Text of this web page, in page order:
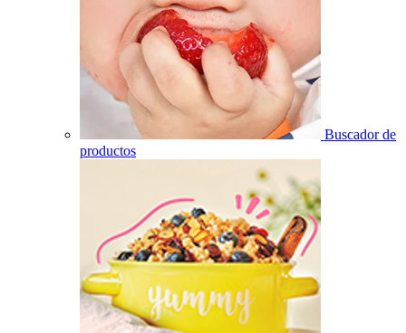
Buscador de
productos